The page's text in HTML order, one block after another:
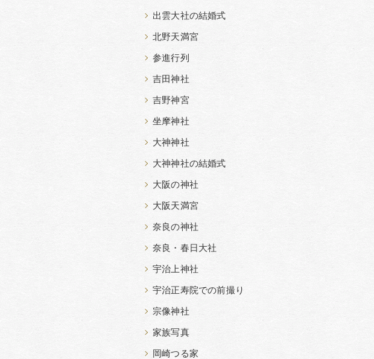
出雲大社の結婚式
北野天満宮
参進行列
吉田神社
吉野神宮
坐摩神社
大神神社
大神神社の結婚式
大阪の神社
大阪天満宮
奈良の神社
奈良・春日大社
宇治上神社
宇治正寿院での前撮り
宗像神社
家族写真
岡崎つる家